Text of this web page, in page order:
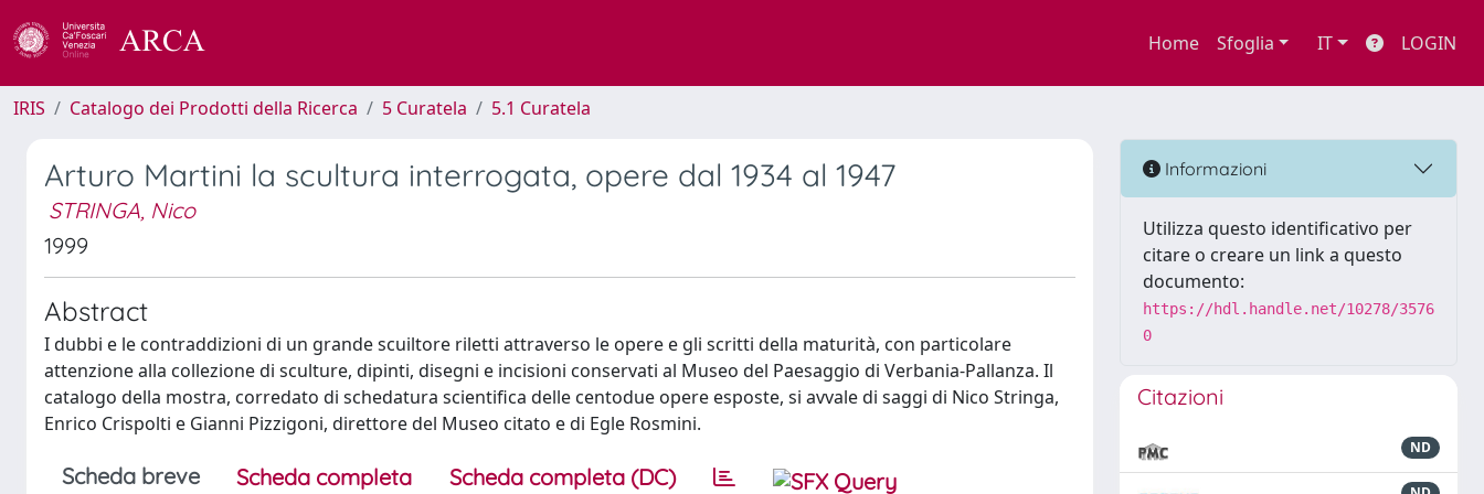
Home Sfoglia IT LOGIN
IRIS Catalogo dei Prodotti della Ricerca 5 Curatela 5.1 Curatela
Arturo Martini la scultura interrogata, opere dal 1934 al 1947
STRINGA, Nico
1999
Abstract
I dubbi e le contraddizioni di un grande scuiltore riletti attraverso le opere e gli scritti della maturità, con particolare
attenzione alla collezione di sculture, dipinti, disegni e incisioni conservati al Museo del Paesaggio di Verbania-Pallanza. Il
catalogo della mostra, corredato di schedatura scientifica delle centodue opere esposte, si avvale di saggi di Nico Stringa,
Enrico Crispolti e Gianni Pizzigoni, direttore del Museo citato e di Egle Rosmini.
Scheda breve Scheda completa Scheda completa (DC)
Informazioni
Utilizza questo identificativo per
citare o creare un link a questo
documento:
https://hdl.handle.net/10278/3576
0
Citazioni
ND